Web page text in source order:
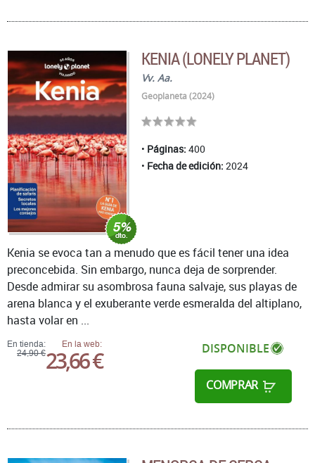
KENIA (LONELY PLANET)
Vv. Aa.
Geoplaneta (2024)
Páginas: 400
Fecha de edición: 2024
En tienda:
24,90 €
En la web:
23,66 € DISPONIBLE
COMPRAR
Kenia se evoca tan a menudo que es fácil tener una idea
preconcebida. Sin embargo, nunca deja de sorprender.
Desde admirar su asombrosa fauna salvaje, sus playas de
arena blanca y el exuberante verde esmeralda del altiplano,
hasta volar en ...